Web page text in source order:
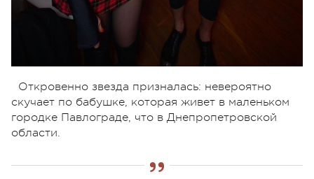
Откровенно звезда призналась: невероятно
скучает по бабушке, которая живет в маленьком
городке Павлограде, что в Днепропетровской
области.